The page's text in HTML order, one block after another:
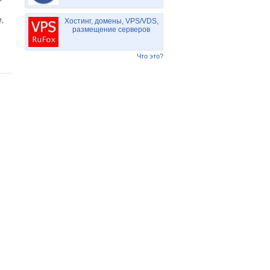
Хостинг, домены, VPS/VDS,
размещение серверов
Что это?